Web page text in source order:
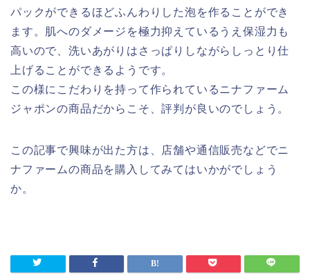
パックができるほどふんわりした泡を作ることができ
ます。肌へのダメージを極力抑えているうえ保湿力も
高いので、洗いあがりはさっぱりしながらしっとり仕
上げることができるようです。
この様にこだわりを持って作られているニナファーム
ジャポンの商品だからこそ、評判が良いのでしょう。
この記事で興味が出た方は、店舗や通信販売などでニ
ナファームの商品を購入してみてはいかがでしょう
か。